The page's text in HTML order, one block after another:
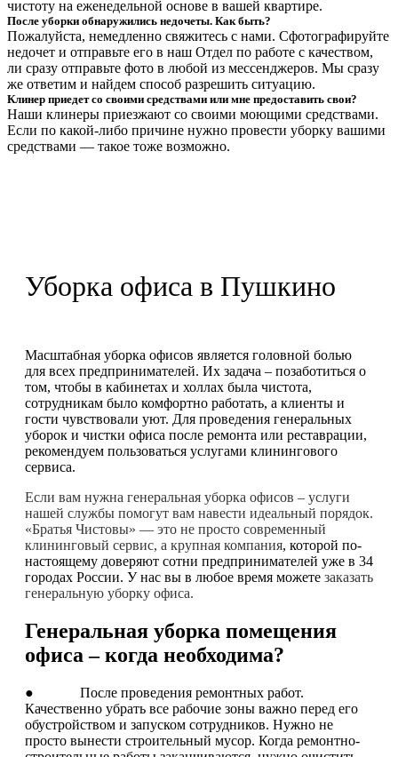
чистоту на еженедельной основе в вашей квартире.
После уборки обнаружились недочеты. Как быть?
Пожалуйста, немедленно свяжитесь с нами. Сфотографируйте
недочет и отправьте его в наш Отдел по работе с качеством,
ли сразу отправьте фото в любой из мессенджеров. Мы сразу
же ответим и найдем способ разрешить ситуацию.
Клинер приедет со своими средствами или мне предоставить свои?
Наши клинеры приезжают со своими моющими средствами.
Если по какой-либо причине нужно провести уборку вашими
средствами — такое тоже возможно.
Уборка офиса в Пушкино
Масштабная уборка офисов является головной болью
для всех предпринимателей. Их задача – позаботиться о
том, чтобы в кабинетах и холлах была чистота,
сотрудникам было комфортно работать, а клиенты и
гости чувствовали уют. Для проведения генеральных
уборок и чистки офиса после ремонта или реставрации,
рекомендуем пользоваться услугами клинингового
сервиса.
Если вам нужна генеральная уборка офисов – услуги
нашей службы помогут вам навести идеальный порядок.
«Братья Чистовы» — это не просто современный
клининговый сервис, а крупная компания, которой по-
настоящему доверяют сотни предпринимателей уже в 34
городах России. У нас вы в любое время можете заказать
генеральную уборку офиса.
Генеральная уборка помещения
офиса – когда необходима?
● После проведения ремонтных работ.
Качественно убрать все рабочие зоны важно перед его
обустройством и запуском сотрудников. Нужно не
просто вынести строительный мусор. Когда ремонтно-